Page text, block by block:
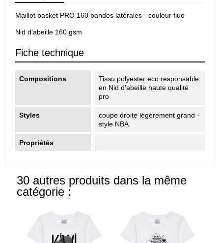
Maillot basket PRO 160 bandes latérales - couleur fluo
Nid d'abeille 160 gsm
Fiche technique
Compositions
Tissu polyester eco responsable
en Nid d'abeille haute qualité
pro
Styles
coupe droite légèrement grand -
style NBA
Propriétés
30 autres produits dans la même
catégorie :